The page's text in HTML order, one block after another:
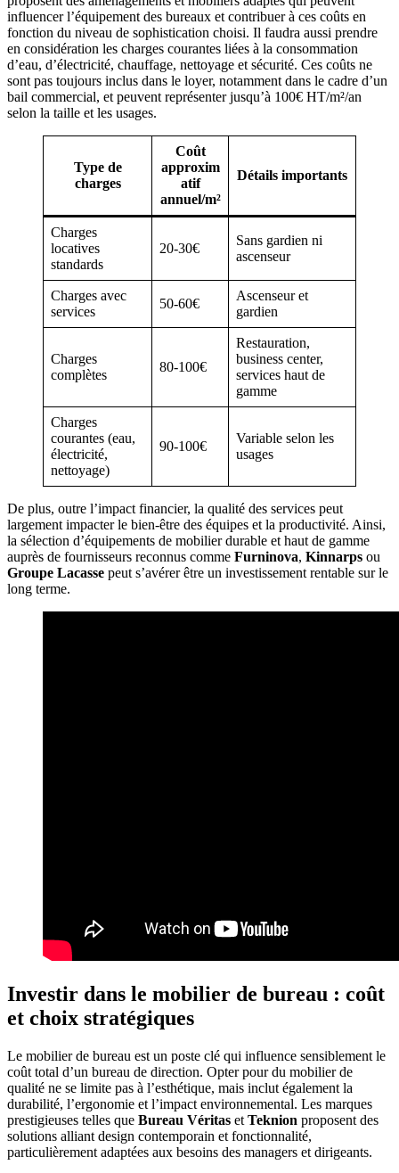
influencer l’équipement des bureaux et contribuer à ces coûts en
fonction du niveau de sophistication choisi. Il faudra aussi prendre
en considération les charges courantes liées à la consommation
d’eau, d’électricité, chauffage, nettoyage et sécurité. Ces coûts ne
sont pas toujours inclus dans le loyer, notamment dans le cadre d’un
bail commercial, et peuvent représenter jusqu’à 100€ HT/m²/an
selon la taille et les usages.
Type de
charges
Coût
approxim
atif
annuel/m²
Détails importants
Charges
locatives
standards
20-30€
Sans gardien ni
ascenseur
Charges avec
services
50-60€
Ascenseur et
gardien
Charges
complètes
80-100€
Restauration,
business center,
services haut de
gamme
Charges
courantes (eau,
électricité,
nettoyage)
90-100€
Variable selon les
usages
De plus, outre l’impact financier, la qualité des services peut
largement impacter le bien-être des équipes et la productivité. Ainsi,
la sélection d’équipements de mobilier durable et haut de gamme
auprès de fournisseurs reconnus comme Furninova, Kinnarps ou
Groupe Lacasse peut s’avérer être un investissement rentable sur le
long terme.
Investir dans le mobilier de bureau : coût
et choix stratégiques
Le mobilier de bureau est un poste clé qui influence sensiblement le
coût total d’un bureau de direction. Opter pour du mobilier de
qualité ne se limite pas à l’esthétique, mais inclut également la
durabilité, l’ergonomie et l’impact environnemental. Les marques
prestigieuses telles que Bureau Véritas et Teknion proposent des
solutions alliant design contemporain et fonctionnalité,
particulièrement adaptées aux besoins des managers et dirigeants.